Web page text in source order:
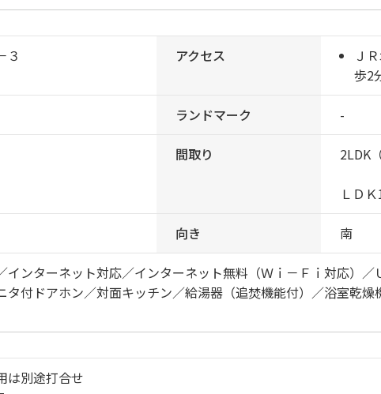
３ アクセス
Ｊ
歩2
ランドマーク -
間取り 2LDK
ＬＤ
向き 南
インターネット対応／インターネット無料（Ｗｉ－Ｆｉ対応）
タ付ドアホン／対面キッチン／給湯器（追焚機能付）／浴室乾
は別途打合せ